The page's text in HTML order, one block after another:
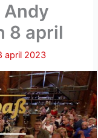
8 april
april 2023